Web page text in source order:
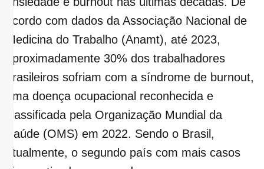
acordo com dados da Associação Nacional de
Medicina do Trabalho (Anamt), até 2023,
aproximadamente 30% dos trabalhadores
brasileiros sofriam com a síndrome de burnout,
uma doença ocupacional reconhecida e
classificada pela Organização Mundial da
Saúde (OMS) em 2022. Sendo o Brasil,
atualmente, o segundo país com mais casos